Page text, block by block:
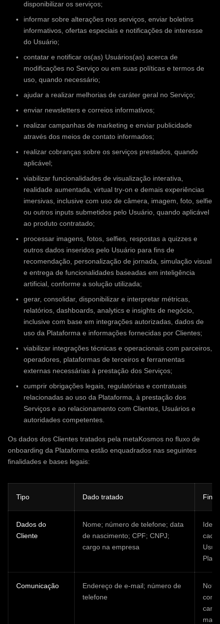
disponibilizar os serviços;
informar sobre alterações nos serviços, enviar boletins
informativos, ofertas especiais e notificações de interesse
do Usuário;
contatar e notificar os(as) Usuários(as) acerca de
modificações no Serviço ou em suas políticas e termos de
uso, quando necessário;
ajudar a realizar melhorias de caráter geral no Serviço;
enviar newsletters e correios informativos;
realizar campanhas de marketing e enviar publicidade
através dos meios de contato informados;
realizar cobranças sobre os serviços prestados, quando
aplicável;
viabilizar funcionalidades de visualização interativa,
realidade aumentada, virtual try-on e demais experiências
imersivas, inclusive com uso de câmera, imagem, foto, selfie
ou outros inputs submetidos pelo Usuário, quando aplicável
ao produto contratado;
processar imagens, fotos, selfies, respostas a quizzes e
outros dados inseridos pelo Usuário para fins de
recomendação, personalização de jornada, simulação visual
e entrega de funcionalidades baseadas em inteligência
artificial, conforme a solução utilizada;
gerar, consolidar, disponibilizar e interpretar métricas,
relatórios, dashboards, analytics e insights de negócio,
inclusive com base em integrações autorizadas, dados de
uso da Plataforma e informações fornecidas por Clientes;
viabilizar integrações técnicas e operacionais com parceiros,
operadores, plataformas de terceiros e ferramentas
externas necessárias à prestação dos Serviços;
cumprir obrigações legais, regulatórias e contratuais
relacionadas ao uso da Plataforma, à prestação dos
Serviços e ao relacionamento com Clientes, Usuários e
autoridades competentes.
Os dados dos Clientes tratados pela metaKosmos no fluxo de
onboarding da Plataforma estão enquadrados nas seguintes
finalidades e bases legais:
Tipo Dado tratado
Dados do
Cliente
Nome; número de telefone; data
de nascimento; CPF; CNPJ;
cargo na empresa
Comunicação
Endereço de e-mail; número de
telefone